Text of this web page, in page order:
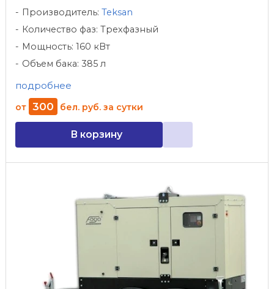
Производитель: Teksan
Количество фаз: Трехфазный
Мощность: 160 кВт
Объем бака: 385 л
подробнее
от 300 бел. руб. за сутки
В корзину